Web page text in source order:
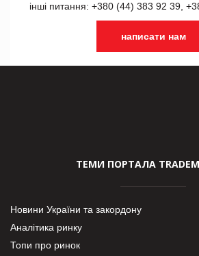
інші питання: +380 (44) 383 92 39,
написати нам
ТЕМИ ПОРТАЛА
Новини України та закордону
Аналітика ринку
Топи про ринок